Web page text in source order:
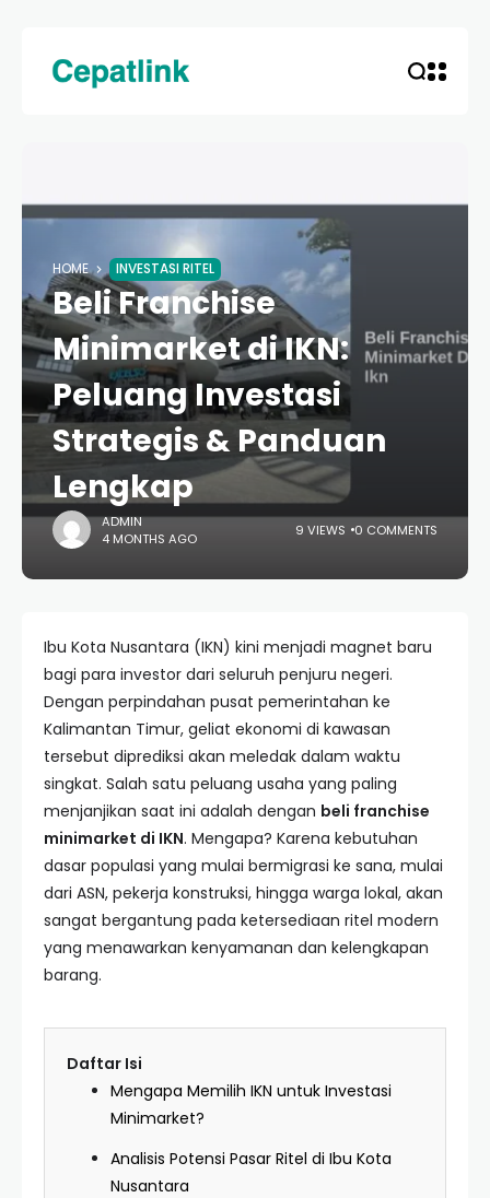
HOME INVESTASI RITEL
Beli Franchise
Minimarket di IKN:
Peluang Investasi
Strategis & Panduan
Lengkap
ADMIN
4 MONTHS AGO
9 VIEWS 0 COMMENTS
Ibu Kota Nusantara (IKN) kini menjadi magnet baru
bagi para investor dari seluruh penjuru negeri.
Dengan perpindahan pusat pemerintahan ke
Kalimantan Timur, geliat ekonomi di kawasan
tersebut diprediksi akan meledak dalam waktu
singkat. Salah satu peluang usaha yang paling
menjanjikan saat ini adalah dengan beli franchise
minimarket di IKN. Mengapa? Karena kebutuhan
dasar populasi yang mulai bermigrasi ke sana, mulai
dari ASN, pekerja konstruksi, hingga warga lokal, akan
sangat bergantung pada ketersediaan ritel modern
yang menawarkan kenyamanan dan kelengkapan
barang.
Daftar Isi
Mengapa Memilih IKN untuk Investasi
Minimarket?
Analisis Potensi Pasar Ritel di Ibu Kota
Nusantara